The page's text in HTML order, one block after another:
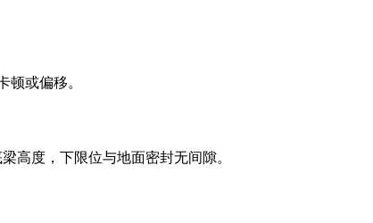
或偏移。
高度，下限位与地面密封无间隙。